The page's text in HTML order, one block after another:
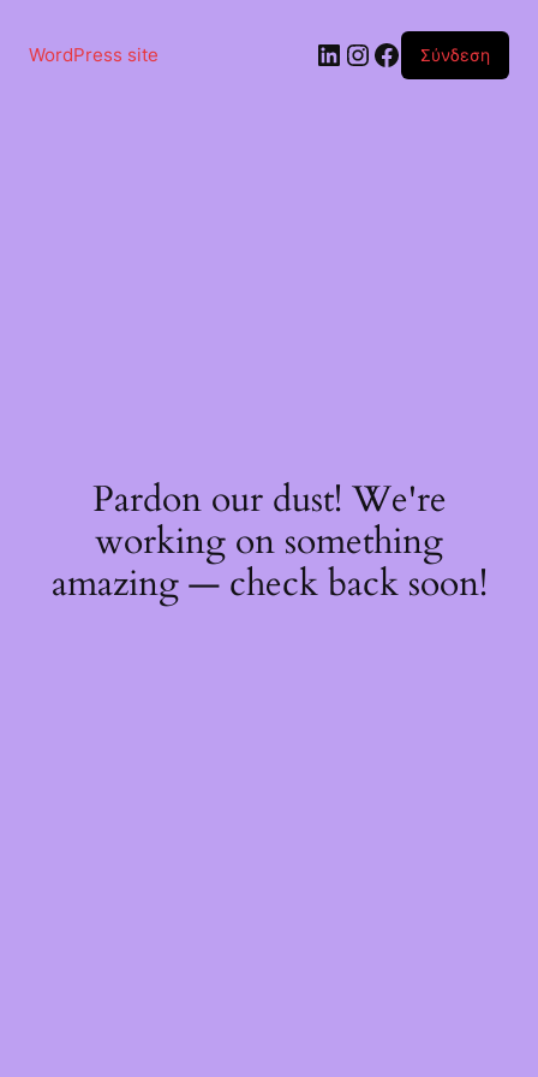
περιεχόμενο
WordPress site Linkedin
Instagram
Facebook
Σύνδεση
Pardon our dust! We're
working on something
amazing — check back soon!